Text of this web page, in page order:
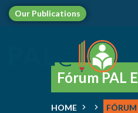
Our Publications
Fórum PAL
HOME